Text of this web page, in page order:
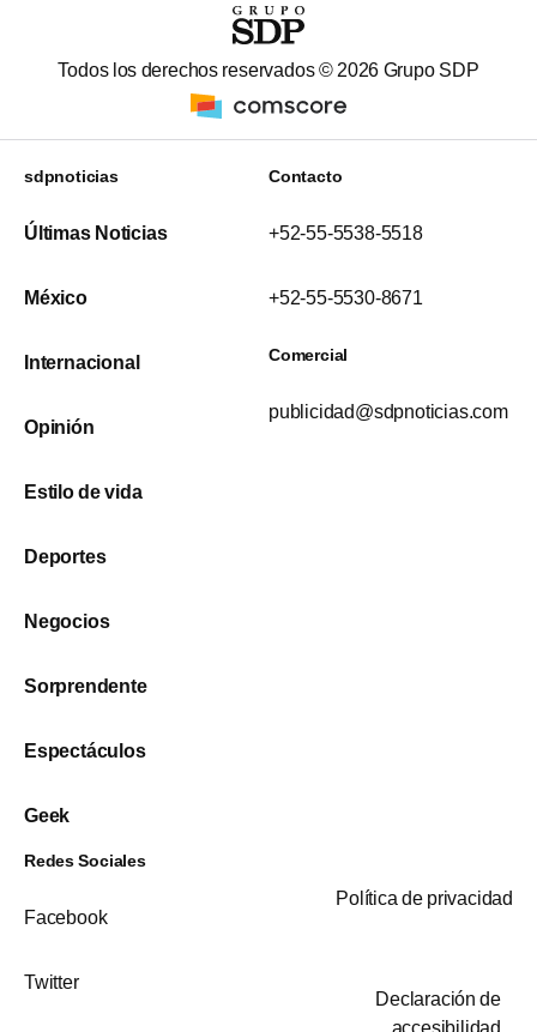
Todos los derechos reservados © 2026 Grupo SDP
sdpnoticias
Últimas Noticias
México
Internacional
Opinión
Estilo de vida
Deportes
Negocios
Sorprendente
Espectáculos
Geek
Contacto
+52-55-5538-5518
+52-55-5530-8671
Comercial
publicidad@sdpnoticias.com
Redes Sociales
Facebook
Twitter
Política de privacidad
Declaración de